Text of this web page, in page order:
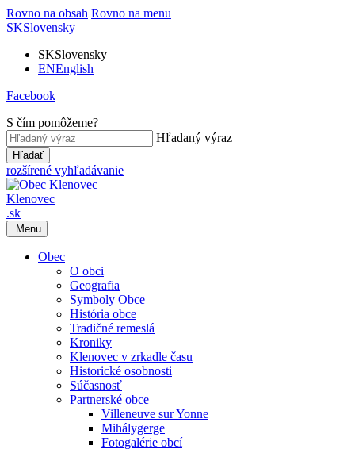
Rovno na obsah Rovno na menu
SKSlovensky
SKSlovensky
ENEnglish
Facebook
S čím pomôžeme?
Hľadaný výraz
Hľadať
rozšírené vyhľadávanie
Klenovec
.sk
Menu
Obec
O obci
Geografia
Symboly Obce
História obce
Tradičné remeslá
Kroniky
Klenovec v zrkadle času
Historické osobnosti
Súčasnosť
Partnerské obce
Villeneuve sur Yonne
Mihálygerge
Fotogalérie obcí